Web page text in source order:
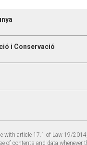
i Conservació
with article 17.1 of Law 19/
of contents and data whenever